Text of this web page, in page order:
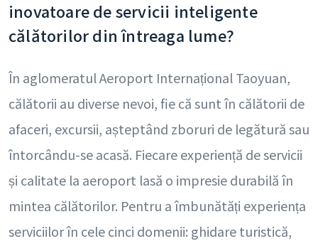
inovatoare de servicii inteligente
călătorilor din întreaga lume?
În aglomeratul Aeroport Internațional Taoyuan,
călătorii au diverse nevoi, fie că sunt în călătorii de
afaceri, excursii, așteptând zboruri de legătură sau
întorcându-se acasă. Fiecare experiență de servicii
și calitate la aeroport lasă o impresie durabilă în
mintea călătorilor. Pentru a îmbunătăți experiența
serviciilor în cele cinci domenii: ghidare turistică,